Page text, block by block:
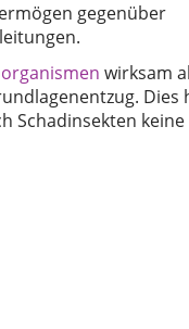
gegenüber
wirksam
Dies
Schadinsekten keine